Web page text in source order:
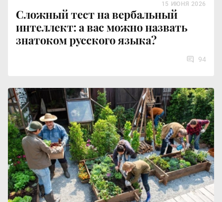
Сложный тест на вербальный
интеллект: а вас можно назвать
знатоком русского языка?
15 ИЮНЯ 2026
94